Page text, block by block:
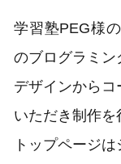
学習塾PEG様
のブログラミン
デザインからコ
いただき制作を
トップページ